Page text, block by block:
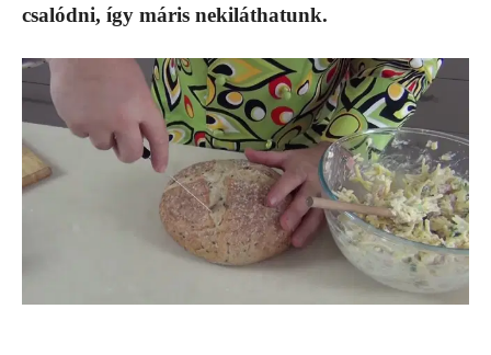
csalódni, így máris nekiláthatunk.